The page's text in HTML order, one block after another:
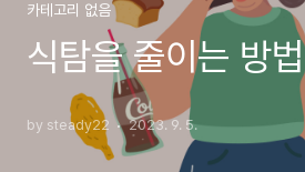
카테고리 없음
식탐을 줄이는 방법
by steady22 2023. 9. 5.